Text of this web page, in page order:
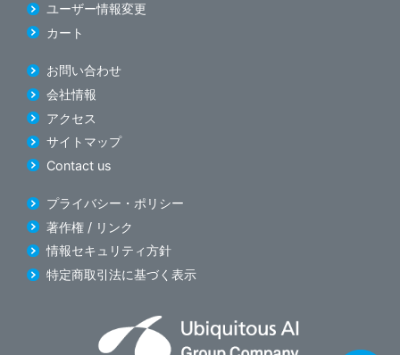
ユーザー情報変更
カート
お問い合わせ
会社情報
アクセス
サイトマップ
Contact us
プライバシー・ポリシー
著作権 / リンク
情報セキュリティ方針
特定商取引法に基づく表示